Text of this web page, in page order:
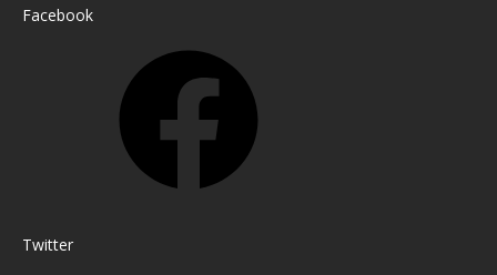
Facebook
Twitter